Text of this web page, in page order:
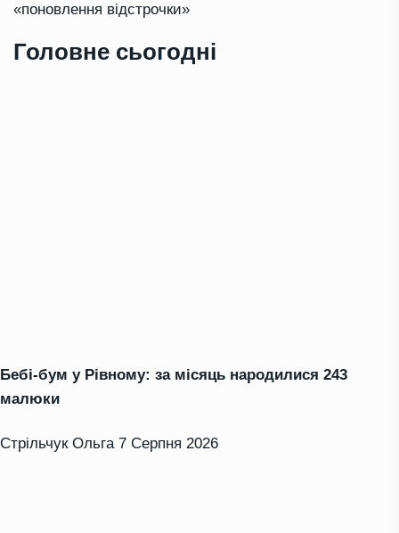
«поновлення відстрочки»
Головне сьогодні
Бебі-бум у Рівному: за місяць народилися 243
малюки
Стрільчук Ольга 7 Серпня 2026